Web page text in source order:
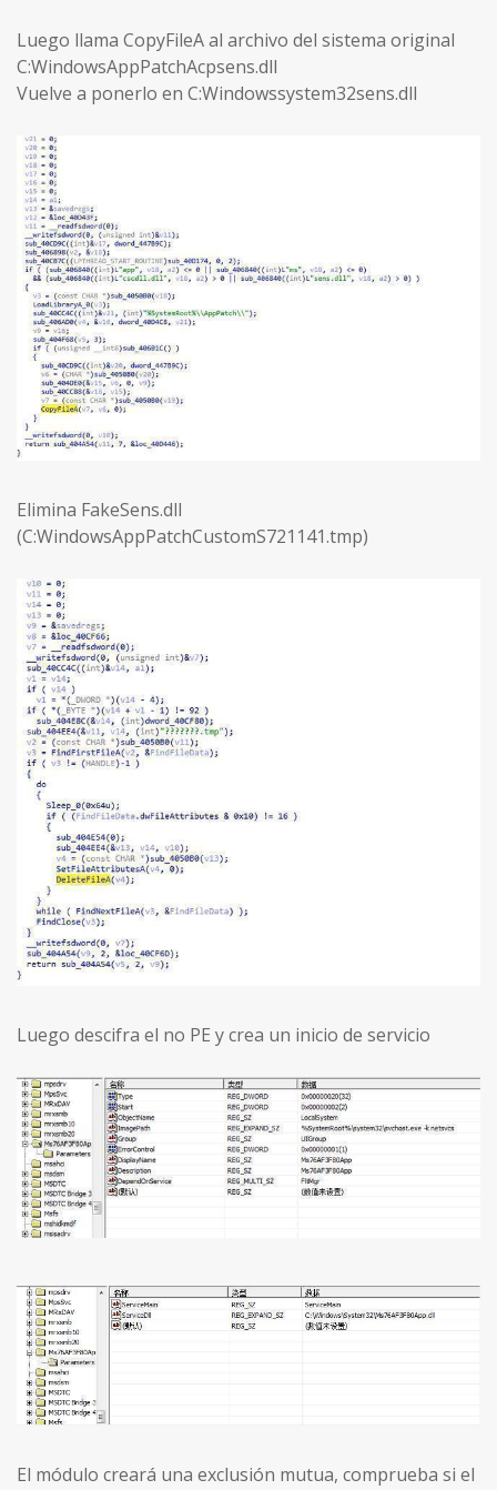
Luego llama CopyFileA al archivo del sistema original
C:WindowsAppPatchAcpsens.dll
Vuelve a ponerlo en C:Windowssystem32sens.dll
Elimina FakeSens.dll
(C:WindowsAppPatchCustomS721141.tmp)
Luego descifra el no PE y crea un inicio de servicio
El módulo creará una exclusión mutua, comprueba si el